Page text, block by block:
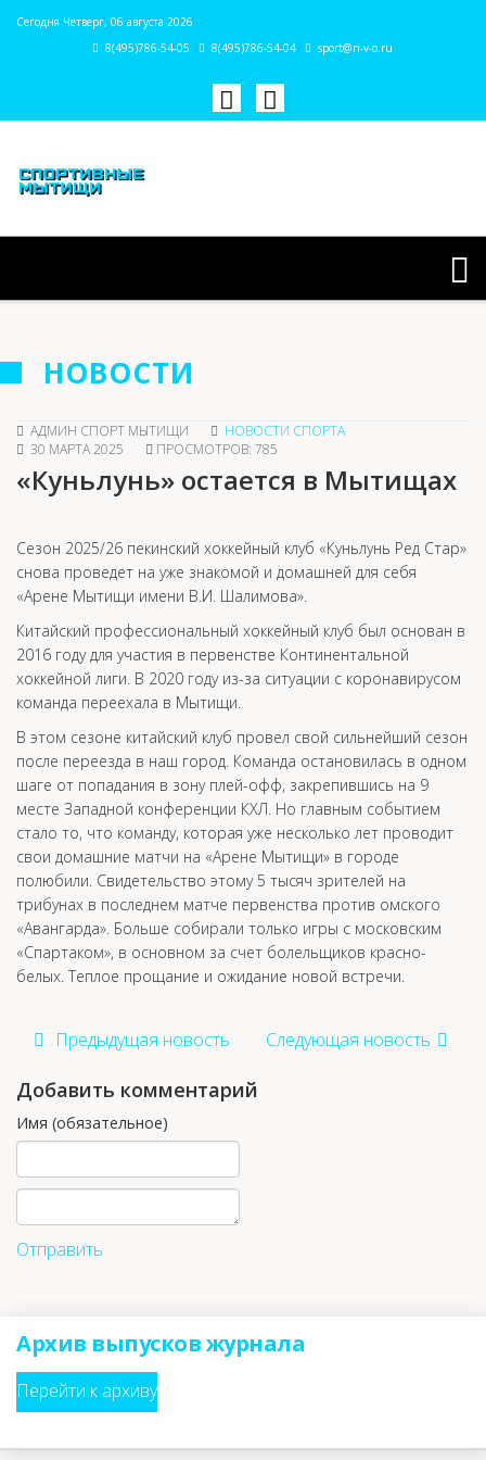
Сегодня Четверг, 06 августа 2026
8(495)786-54-05
8(495)786-54-04 sport@n-v-o.ru
НОВОСТИ
АДМИН СПОРТ МЫТИЩИ
НОВОСТИ СПОРТА
30 МАРТА 2025
ПРОСМОТРОВ: 785
«Куньлунь» остается в Мытищах
Сезон 2025/26 пекинский хоккейный клуб «Куньлунь Ред Стар»
снова проведет на уже знакомой и домашней для себя
«Арене Мытищи имени В.И. Шалимова».
Китайский профессиональный хоккейный клуб был основан в
2016 году для участия в первенстве Континентальной
хоккейной лиги. В 2020 году из-за ситуации с коронавирусом
команда переехала в Мытищи.
В этом сезоне китайский клуб провел свой сильнейший сезон
после переезда в наш город. Команда остановилась в одном
шаге от попадания в зону плей-офф, закрепившись на 9
месте Западной конференции КХЛ. Но главным событием
стало то, что команду, которая уже несколько лет проводит
свои домашние матчи на «Арене Мытищи» в городе
полюбили. Свидетельство этому 5 тысяч зрителей на
трибунах в последнем матче первенства против омского
«Авангарда». Больше собирали только игры с московским
«Спартаком», в основном за счет болельщиков красно-
белых. Теплое прощание и ожидание новой встречи.
Предыдущая новость Следующая новость
Добавить комментарий
Имя (обязательное)
Отправить
Архив выпусков журнала
Перейти к архиву